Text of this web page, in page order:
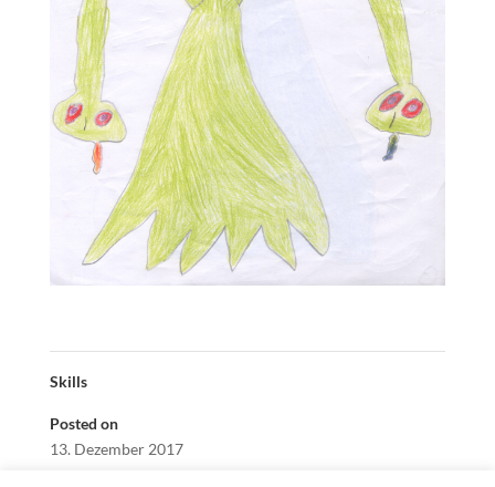
Skills
Posted on
13. Dezember 2017